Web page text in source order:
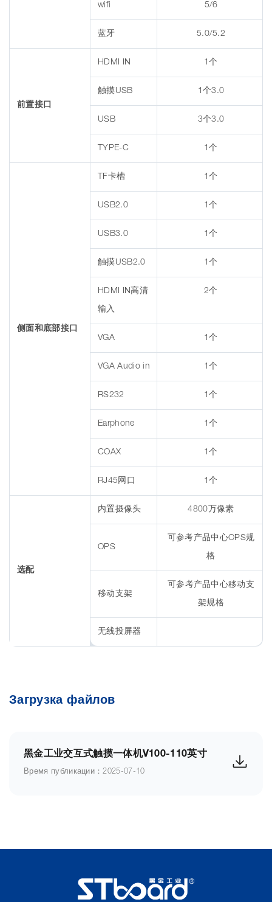
wifi 5/6
蓝牙 5.0/5.2
前置接口
HDMI IN 1个
触摸USB 1个3.0
USB 3个3.0
TYPE-C 1个
侧面和底部接口
TF卡槽 1个
USB2.0 1个
USB3.0 1个
触摸USB2.0 1个
HDMI IN高清
输入
2个
VGA 1个
VGA Audio in 1个
RS232 1个
Earphone 1个
COAX 1个
RJ45网口 1个
选配
内置摄像头 4800万像素
OPS
可参考产品中心OPS规
格
移动支架
可参考产品中心移动支
架规格
无线投屏器
Загрузка файлов
黑金工业交互式触摸一体机V100-110英寸
Время публикации：2025-07-10